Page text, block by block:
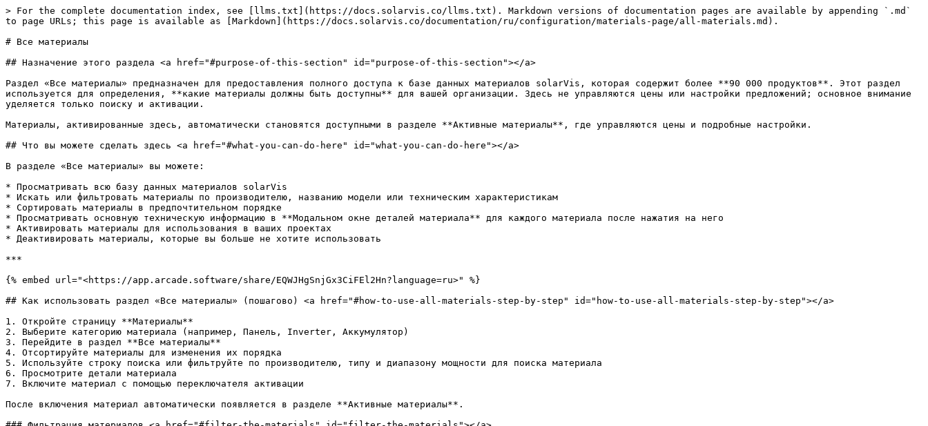
> For the complete documentation index, see [llms.txt](https://docs.solarvis.co/llms.txt). Markdown versions of documentation pages are available by appending `.md`
to page URLs; this page is available as [Markdown](https://docs.solarvis.co/documentation/ru/configuration/materials-page/all-materials.md).
# Все материалы
## Назначение этого раздела <a href="#purpose-of-this-section" id="purpose-of-this-section"></a>
Раздел «Все материалы» предназначен для предоставления полного доступа к базе данных материалов solarVis, которая содержит более **90 000 продуктов**. Этот раздел
используется для определения, **какие материалы должны быть доступны** для вашей организации. Здесь не управляются цены или настройки предложений; основное внимание
уделяется только поиску и активации.
Материалы, активированные здесь, автоматически становятся доступными в разделе **Активные материалы**, где управляются цены и подробные настройки.
## Что вы можете сделать здесь <a href="#what-you-can-do-here" id="what-you-can-do-here"></a>
В разделе «Все материалы» вы можете:
* Просматривать всю базу данных материалов solarVis
* Искать или фильтровать материалы по производителю, названию модели или техническим характеристикам
* Сортировать материалы в предпочтительном порядке
* Просматривать основную техническую информацию в **Модальном окне деталей материала** для каждого материала после нажатия на него
* Активировать материалы для использования в ваших проектах
* Деактивировать материалы, которые вы больше не хотите использовать
***
{% embed url="<https://app.arcade.software/share/EQWJHgSnjGx3CiFEl2Hn?language=ru>" %}
## Как использовать раздел «Все материалы» (пошагово) <a href="#how-to-use-all-materials-step-by-step" id="how-to-use-all-materials-step-by-step"></a>
1. Откройте страницу **Материалы**
2. Выберите категорию материала (например, Панель, Inverter, Аккумулятор)
3. Перейдите в раздел **Все материалы**
4. Отсортируйте материалы для изменения их порядка
5. Используйте строку поиска или фильтруйте по производителю, типу и диапазону мощности для поиска материала
6. Просмотрите детали материала
7. Включите материал с помощью переключателя активации
После включения материал автоматически появляется в разделе **Активные материалы**.